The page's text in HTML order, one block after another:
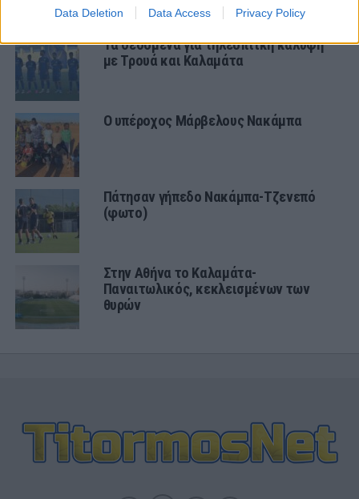
Data Deletion Data Access Privacy Policy
ΠΑΝΑΙΤΩΛΙΚΟΣ
Τα δεδομένα για τηλεοπτική κάλυψη
με Τρουά και Καλαμάτα
Ο υπέροχος Μάρβελους Νακάμπα
Πάτησαν γήπεδο Νακάμπα-Τζενεπό
(φωτο)
Στην Αθήνα το Καλαμάτα-
Παναιτωλικός, κεκλεισμένων των
θυρών